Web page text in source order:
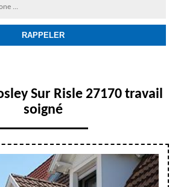
Sur Risle 27170 travail
soigné